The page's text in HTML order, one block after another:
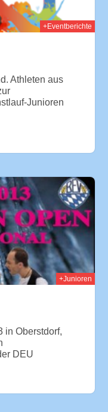
+Eventberichte
Athleten aus
Junioren
+Junioren
in Oberstdorf,
DEU